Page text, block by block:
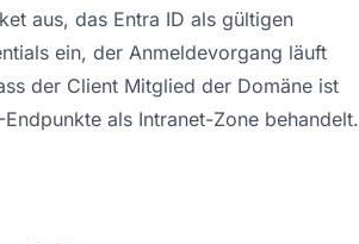
aus, das Entra ID als gültigen
ein, der Anmeldevorgang läuft
der Client Mitglied der Domäne ist
als Intranet-Zone behandelt.